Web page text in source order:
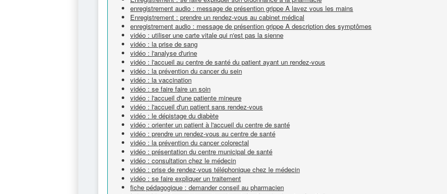
enregistrement audio : message de présention grippe A lavez vous les mains
Enregistrement : prendre un rendez-vous au cabinet médical
enregistrement audio : message de présention grippe A description des symptômes
vidéo : utiliser une carte vitale qui n'est pas la sienne
vidéo : la prise de sang
vidéo : l'analyse d'urine
vidéo : l'accueil au centre de santé du patient ayant un rendez-vous
vidéo : la prévention du cancer du sein
vidéo : la vaccination
vidéo : se faire faire un soin
vidéo : l'accueil d'une patiente mineure
vidéo : l'accueil d'un patient sans rendez-vous
vidéo : le dépistage du diabète
vidéo : orienter un patient à l'accueil du centre de santé
vidéo : prendre un rendez-vous au centre de santé
vidéo : la prévention du cancer colorectal
vidéo : présentation du centre municipal de santé
vidéo : consultation chez le médecin
vidéo : prise de rendez-vous téléphonique chez le médecin
vidéo : se faire expliquer un traitement
fiche pédagogique : demander conseil au pharmacien